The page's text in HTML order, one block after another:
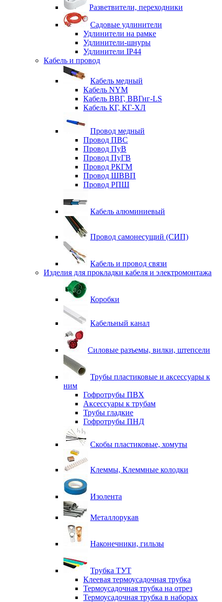
Разветвители, переходники
Садовые удлинители
Удлинители на рамке
Удлинители-шнуры
Удлинители IP44
Кабель и провод
Кабель медный
Кабель NYM
Кабель ВВГ, ВВГнг-LS
Кабель КГ, КГ-ХЛ
Провод медный
Провод ПВС
Провод ПуВ
Провод ПуГВ
Провод РКГМ
Провод ШВВП
Провод РПШ
Кабель алюминиевый
Провод самонесущий (СИП)
Кабель и провод связи
Изделия для прокладки кабеля и электромонтажа
Коробки
Кабельный канал
Силовые разъемы, вилки, штепсели
Трубы пластиковые и аксессуары к
ним
Гофротрубы ПВХ
Аксессуары к трубам
Трубы гладкие
Гофротрубы ПНД
Скобы пластиковые, хомуты
Клеммы, Клеммные колодки
Изолента
Металлорукав
Наконечники, гильзы
Трубка ТУТ
Клеевая термоусадочная трубка
Термоусадочная трубка на отрез
Термоусадочная трубка в наборах